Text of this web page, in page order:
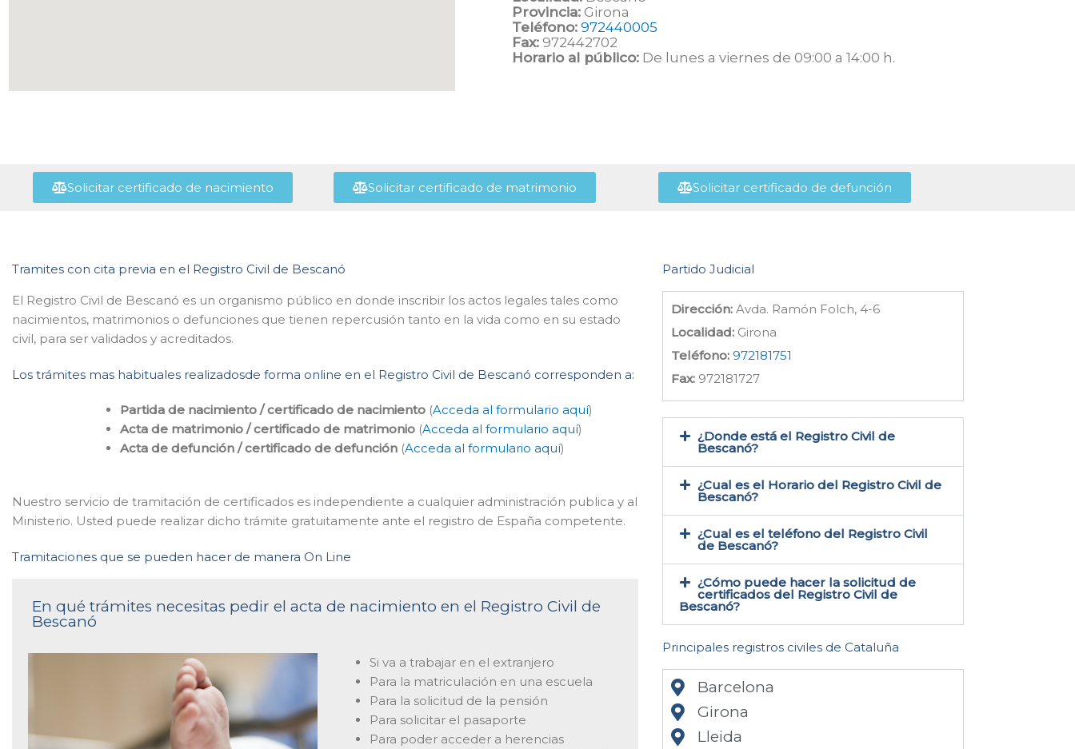
Provincia: Girona
Teléfono: 972440005
Fax: 972442702
Horario al público: De lunes a viernes de 09:00 a 14:00 h.
Solicitar certificado de nacimiento Solicitar certificado de matrimonio Solicitar certificado de defunción
Tramites con cita previa en el Registro Civil de Bescanó
El Registro Civil de Bescanó es un organismo público en donde inscribir los actos legales tales como
nacimientos, matrimonios o defunciones que tienen repercusión tanto en la vida como en su estado
civil, para ser validados y acreditados.
Los trámites mas habituales realizadosde forma online en el Registro Civil de Bescanó corresponden a:
Partida de nacimiento / certificado de nacimiento (Acceda al formulario aquí)
Acta de matrimonio / certificado de matrimonio (Acceda al formulario aquí)
Acta de defunción / certificado de defunción (Acceda al formulario aquí)
Nuestro servicio de tramitación de certificados es independiente a cualquier administración publica y al
Ministerio. Usted puede realizar dicho trámite gratuitamente ante el registro de España competente.
Tramitaciones que se pueden hacer de manera On Line
En qué trámites necesitas pedir el acta de nacimiento en el Registro Civil de
Bescanó
Si va a trabajar en el extranjero
Para la matriculación en una escuela
Para la solicitud de la pensión
Para solicitar el pasaporte
Para poder acceder a herencias
Partido Judicial
Dirección: Avda. Ramón Folch, 4-6
Localidad: Girona
Teléfono: 972181751
Fax: 972181727
¿Donde está el Registro Civil de
Bescanó​?
¿Cual es el Horario del Registro Civil de
Bescanó?
¿Cual es el teléfono del Registro Civil
de Bescanó​?
¿Cómo puede hacer la solicitud de
certificados del Registro Civil de
Bescanó​?
Principales registros civiles de Cataluña
Barcelona
Girona
Lleida